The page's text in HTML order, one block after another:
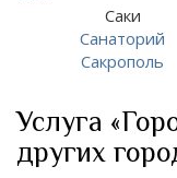
Саки
Санаторий
Сакрополь
Услуга
других